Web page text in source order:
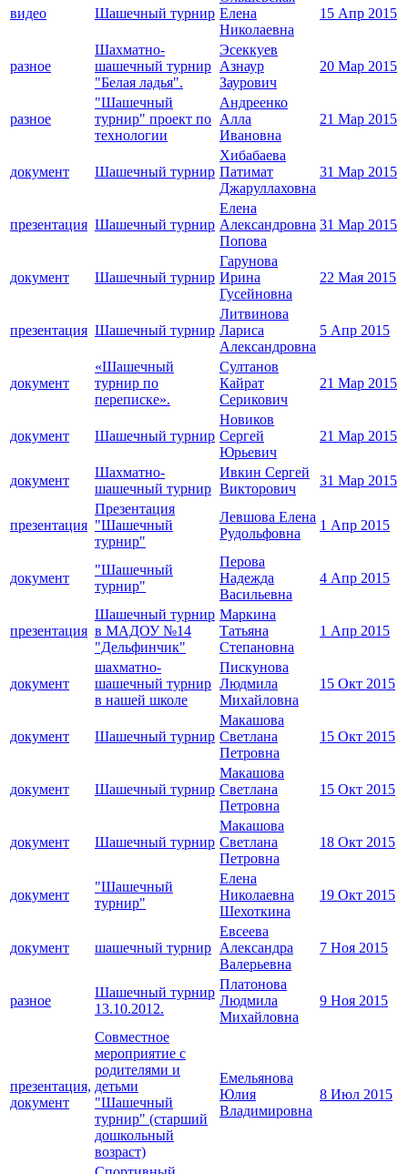
видео Шашечный турнир Елена
Николаевна
15 Апр 2015
разное
Шахматно-
шашечный турнир
"Белая ладья".
Эсеккуев
Азнаур
Заурович
20 Мар 2015
разное
"Шашечный
турнир" проект по
технологии
Андреенко
Алла
Ивановна
21 Мар 2015
документ Шашечный турнир
Хибабаева
Патимат
Джаруллаховна
31 Мар 2015
презентация Шашечный турнир
Елена
Александровна
Попова
31 Мар 2015
документ Шашечный турнир
Гарунова
Ирина
Гусейновна
22 Мая 2015
презентация Шашечный турнир
Литвинова
Лариса
Александровна
5 Апр 2015
документ
«Шашечный
турнир по
переписке».
Султанов
Кайрат
Серикович
21 Мар 2015
документ Шашечный турнир
Новиков
Сергей
Юрьевич
21 Мар 2015
документ
Шахматно-
шашечный турнир
Ивкин Сергей
Викторович
31 Мар 2015
презентация
Презентация
"Шашечный
турнир"
Левшова Елена
Рудольфовна
1 Апр 2015
документ
"Шашечный
турнир"
Перова
Надежда
Васильевна
4 Апр 2015
презентация
Шашечный турнир
в МАДОУ №14
"Дельфинчик"
Маркина
Татьяна
Степановна
1 Апр 2015
документ
шахматно-
шашечный турнир
в нашей школе
Пискунова
Людмила
Михайловна
15 Окт 2015
документ Шашечный турнир
Макашова
Светлана
Петровна
15 Окт 2015
документ Шашечный турнир
Макашова
Светлана
Петровна
15 Окт 2015
документ Шашечный турнир
Макашова
Светлана
Петровна
18 Окт 2015
документ
"Шашечный
турнир"
Елена
Николаевна
Шехоткина
19 Окт 2015
документ шашечный турнир
Евсеева
Александра
Валерьевна
7 Ноя 2015
разное
Шашечный турнир
13.10.2012.
Платонова
Людмила
Михайловна
9 Ноя 2015
презентация,
документ
Совместное
мероприятие с
родителями и
детьми
"Шашечный
турнир" (старший
дошкольный
возраст)
Емельянова
Юлия
Владимировна
8 Июл 2015